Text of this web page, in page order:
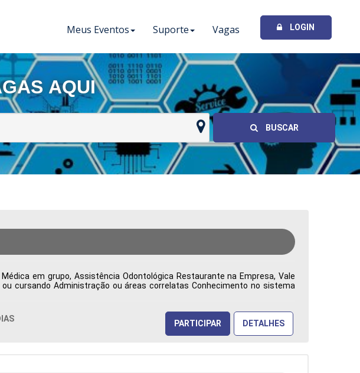
Meus Eventos Suporte Vagas LOGIN
AQUI
BUSCAR
em grupo, Assistência Odontológica Restaurante na Empresa, Vale
cursando Administração ou áreas correlatas Conhecimento no sistema
PARTICIPAR DETALHES